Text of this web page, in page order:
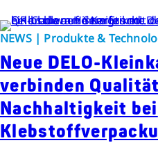
NEWS | Produkte &
Neue DELO-
verbinden
Nachhaltigkeit bei